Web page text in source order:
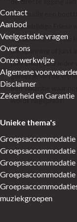
eenvoudig een
de veelzijdige Friese
ontdekken. Of je nu
ontspanning of juist
plek biedt voor ieder
geniet je van de
een vakantie waar
wordt nagepraat!
Contact
Aanbod
Veelgestelde vragen
Over ons
Onze werkwijze
Algemene
Disclaimer
Zekerheid en Garantie
Unieke thema's
Groepsaccommodatie
Groepsaccommodatie
Groepsaccommodatie
muziekgroepen